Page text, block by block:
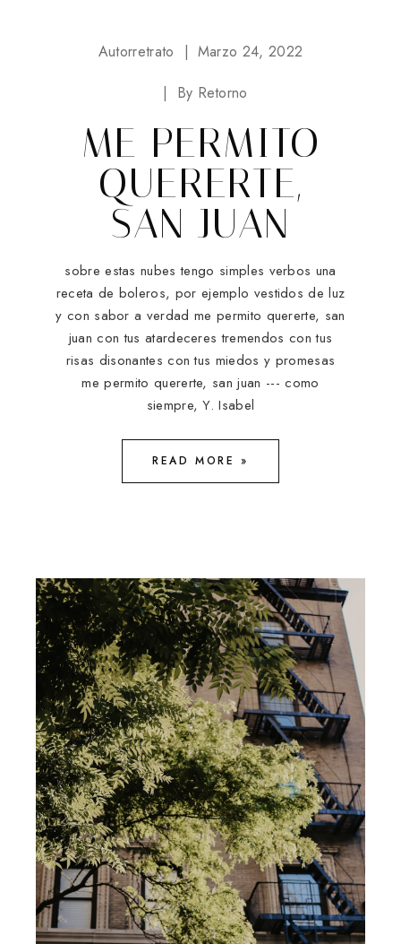
Autorretrato
Marzo 24, 2022
By Retorno
ME PERMITO
QUERERTE,
SAN JUAN
sobre estas nubes tengo simples verbos una
receta de boleros, por ejemplo vestidos de luz
y con sabor a verdad me permito quererte, san
juan con tus atardeceres tremendos con tus
risas disonantes con tus miedos y promesas
me permito quererte, san juan --- como
siempre, Y. Isabel
READ MORE »